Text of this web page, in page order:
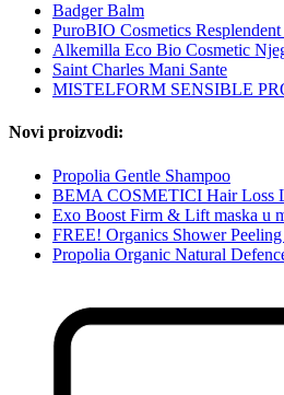
Badger Balm
PuroBIO Cosmetics
Alkemilla Eco Bio Cosmetic
Saint Charles Mani Sante
MISTELFORM SENSIBLE
Novi proizvodi:
Propolia Gentle Shampoo
BEMA COSMETICI Hair Loss
Exo Boost Firm & Lift maska u
FREE! Organics Shower
Propolia Organic Natural